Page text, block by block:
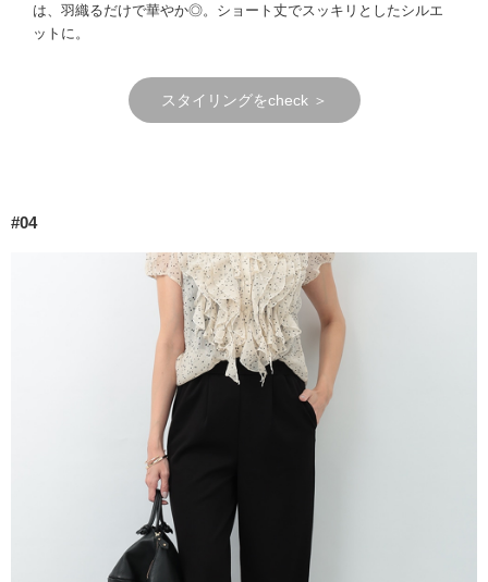
は、羽織るだけで華やか◎。ショート丈でスッキリとしたシルエ
ットに。
スタイリングをcheck ＞
#04